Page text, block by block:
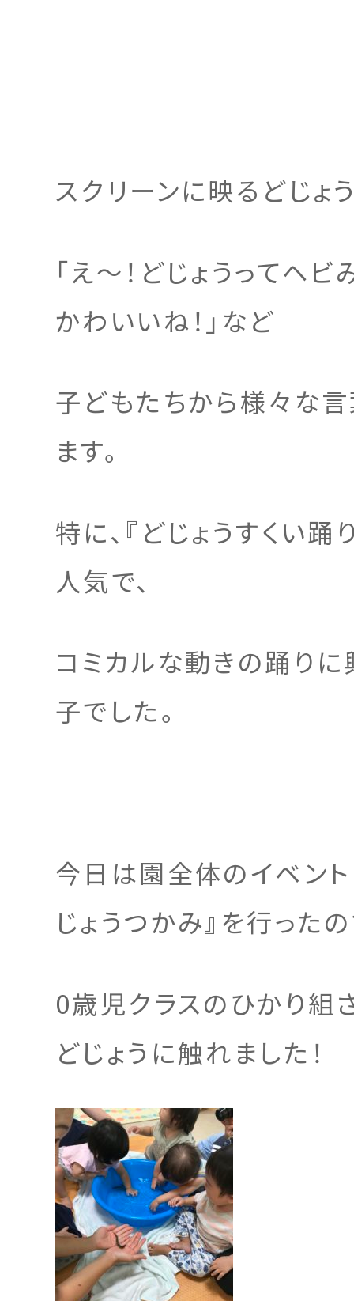
スクリーンに映るどじょ
「え～！どじょうってヘビ
かわいいね！」など
子どもたちから様々な
ます。
特に、『どじょうすくい踊
人気で、
コミカルな動きの踊り
子でした。
今日は園全体のイベント
じょうつかみ』を行ったの
0歳児クラスのひかり組
どじょうに触れました！